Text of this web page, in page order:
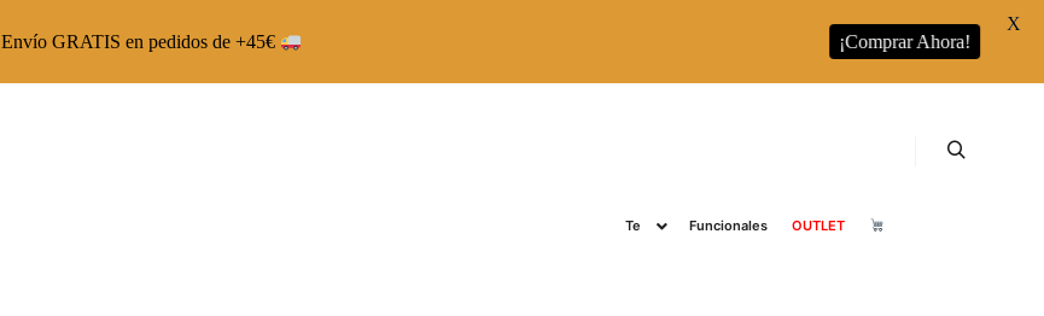
Te Funcionales OUTLET
Envío GRATIS en pedidos de +45€ ¡Comprar Ahora!
X